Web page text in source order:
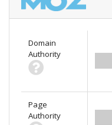
Domain
Authority
Page
Authority